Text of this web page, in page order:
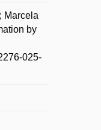
Marcela
by
025-